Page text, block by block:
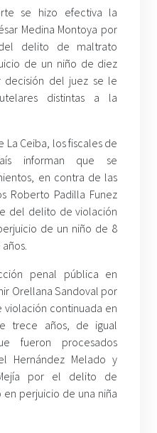
se hizo efectiva la
Medina Montoya por
delito de maltrato
de un niño de diez
decisión del juez se le
distintas a la
Ceiba, los fiscales de
informan que se
en contra de las
Roberto Padilla Funez
del delito de violación
de un niño de 8
penal pública en
Orellana Sandoval por
continuada en
trece años, de igual
fueron procesados
Hernández Melado y
por el delito de
perjuicio de una niña